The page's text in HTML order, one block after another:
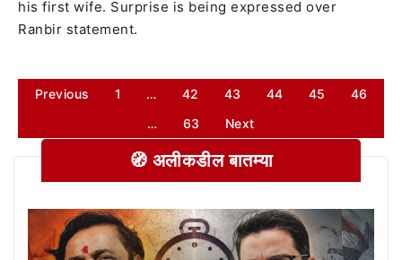
his first wife. Surprise is being expressed over
Ranbir statement.
Previous 1 … 42 43 44 45
46
…
63 Next
🧭 अलीकडील बातम्या